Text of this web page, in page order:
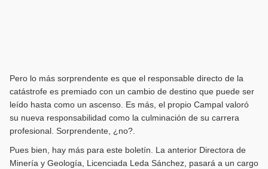
Pero lo más sorprendente es que el responsable directo de la
catástrofe es premiado con un cambio de destino que puede ser
leído hasta como un ascenso. Es más, el propio Campal valoró
su nueva responsabilidad como la culminación de su carrera
profesional. Sorprendente, ¿no?.
Pues bien, hay más para este boletín. La anterior Directora de
Minería y Geología, Licenciada Leda Sánchez, pasará a un cargo